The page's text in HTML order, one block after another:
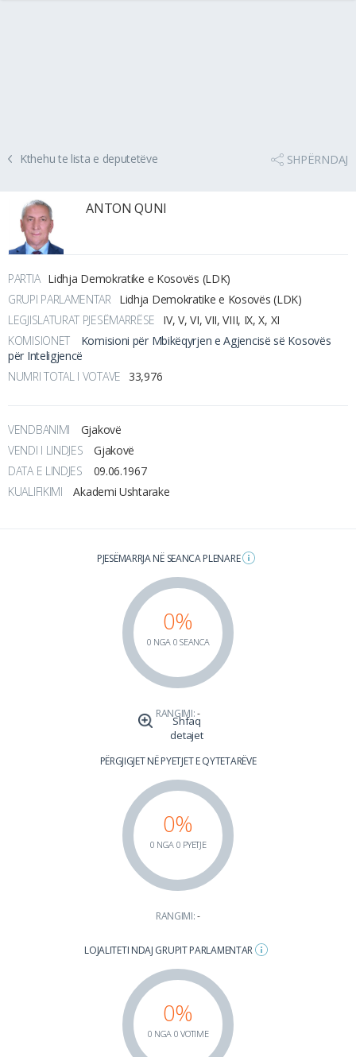
Kthehu te lista e deputetëve SHPËRNDAJ
ANTON QUNI
PARTIA Lidhja Demokratike e Kosovës (LDK)
GRUPI PARLAMENTAR
Lidhja Demokratike e Kosovës (LDK)
LEGJISLATURAT PJESËMARRËSE
IV, V, VI, VII, VIII, IX, X, XI
KOMISIONET
Komisioni për Mbikëqyrjen e Agjencisë së Kosovës
për Inteligjencë
NUMRI TOTAL I VOTAVE
33,976
VENDBANIMI
Gjakovë
VENDI I LINDJES
Gjakovë
DATA E LINDJES
09.06.1967
KUALIFIKIMI
Akademi Ushtarake
PJESËMARRJA NË SEANCA PLENARE
0%
0 NGA 0 SEANCA
RANGIMI:-
Shfaq
detajet
PËRGJIGJET NË PYETJET E QYTETARËVE
0%
0 NGA 0 PYETJE
RANGIMI:-
LOJALITETI NDAJ GRUPIT PARLAMENTAR
0%
0 NGA 0 VOTIME